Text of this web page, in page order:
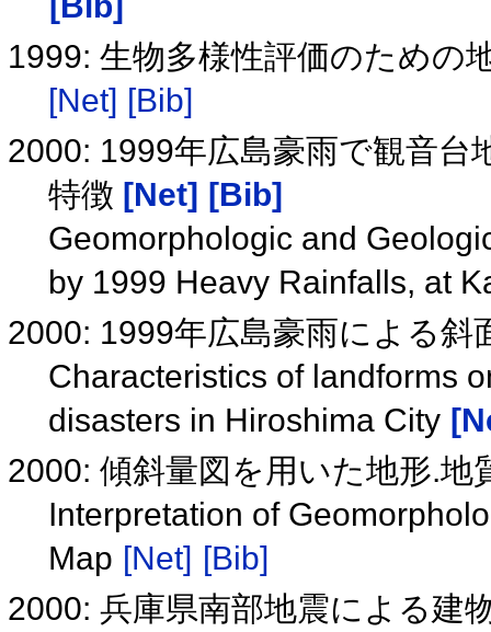
1999: 生物多様性評価のための
[Net] [Bib]
2000: 1999年広島豪雨で観音台
特徴 [Net] [Bib]
Geomorphologic and
by 1999 Heavy Rainfalls, at
2000: 1999年広島豪雨による
Characteristics of landforms
disasters in Hiroshima City
2000: 傾斜量図を用いた地形.地
Interpretation of
Map [Net] [Bib]
2000: 兵庫県南部地震による建